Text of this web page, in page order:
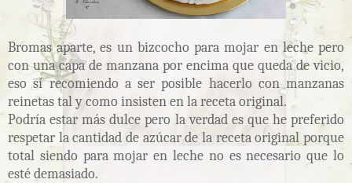
Bromas aparte, es un bizcocho para mojar en leche pero
con una capa de manzana por encima que queda de vicio,
eso sí recomiendo a ser posible hacerlo con manzanas
reinetas tal y como insisten en la receta original.
Podría estar más dulce pero la verdad es que he preferido
respetar la cantidad de azúcar de la receta original porque
total siendo para mojar en leche no es necesario que lo
esté demasiado.